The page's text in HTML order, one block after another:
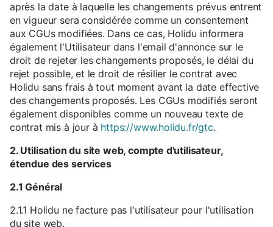
après la date à laquelle les changements prévus entrent
en vigueur sera considérée comme un consentement
aux CGUs modifiées. Dans ce cas, Holidu informera
également l'Utilisateur dans l'email d'annonce sur le
droit de rejeter les changements proposés, le délai du
rejet possible, et le droit de résilier le contrat avec
Holidu sans frais à tout moment avant la date effective
des changements proposés. Les CGUs modifiés seront
également disponibles comme un nouveau texte de
contrat mis à jour à https://www.holidu.fr/gtc.
2. Utilisation du site web, compte d'utilisateur,
étendue des services
2.1 Général
2.1.1 Holidu ne facture pas l'utilisateur pour l'utilisation
du site web.